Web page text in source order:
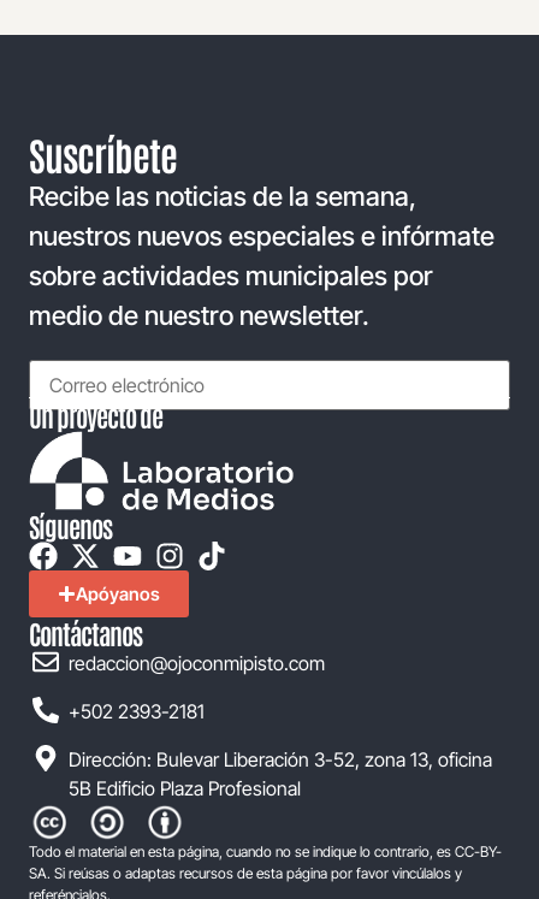
Suscríbete
Recibe las noticias de la semana,
nuestros nuevos especiales e infórmate
sobre actividades municipales por
medio de nuestro newsletter.
Un proyecto de
Síguenos
Apóyanos
Contáctanos
redaccion@ojoconmipisto.com
+502 2393-2181
Dirección: Bulevar Liberación 3-52, zona 13, oficina
5B Edificio Plaza Profesional
Todo el material en esta página, cuando no se indique lo contrario, es CC-BY-
SA. Si reúsas o adaptas recursos de esta página por favor vincúlalos y
referéncialos.